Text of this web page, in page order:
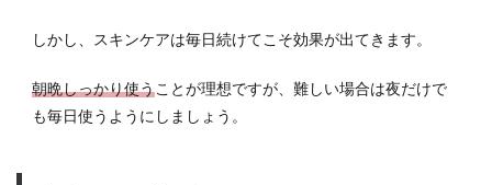
しかし、スキンケアは毎日続けてこそ効果が出てきます。
朝晩しっかり使うことが理想ですが、難しい場合は夜だけで
も毎日使うようにしましょう。